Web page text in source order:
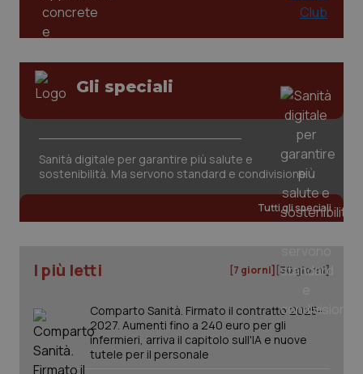
Gli speciali
Sanità digitale per garantire più salute e
sostenibilità. Ma servono standard e condivisione
Tutti gli speciali
I più letti [7 giorni] [30 giorni]
Comparto Sanità. Firmato il contratto 2025-
2027. Aumenti fino a 240 euro per gli
infermieri, arriva il capitolo sull'IA e nuove
tutele per il personale
tracking-sites-ironfish-
www.quotidianosanita.it
tracking-sites-ironfish-
session-id
www.quotidianosanita.it